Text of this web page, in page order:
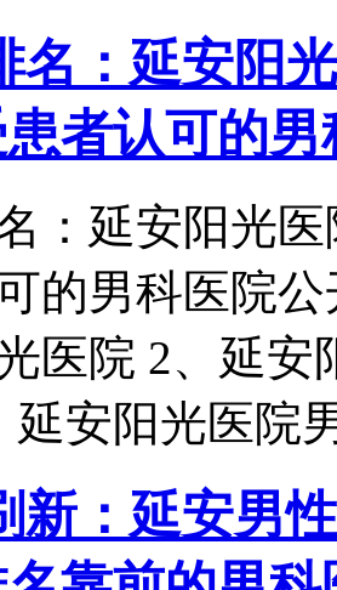
名：延安阳
者认可的男
：延安阳光
的男科医院
医院 2、延安
延安阳光医
新：延安男